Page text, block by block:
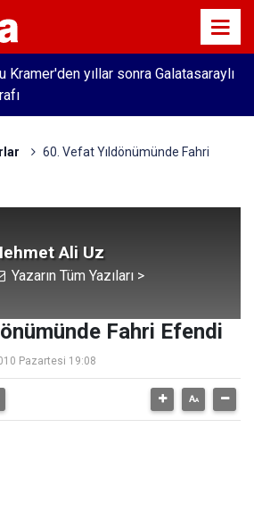
Kramer'den yıllar sonra Galatasaraylı
60. Vefat Yıldönümünde Fahri
Ali Uz
Yazarın Tüm Yazıları >
Fahri Efendi
Pazartesi 19:08